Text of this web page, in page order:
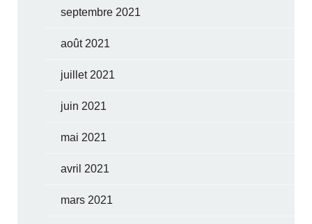
septembre 2021
août 2021
juillet 2021
juin 2021
mai 2021
avril 2021
mars 2021